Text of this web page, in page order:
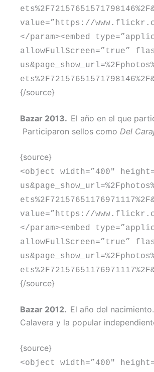
value=”https://
</param><embed
allowFullScreen=”true”
{/source}
Bazar 2013. El año en el que
Participaron sellos como Del
{source}
<object width=”400″
value=”https://
</param><embed
allowFullScreen=”true”
{/source}
Bazar 2012. El año del
Calavera y la popular
{source}
<object width=”400″